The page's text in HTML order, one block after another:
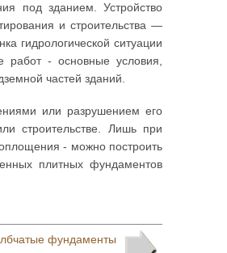
под зданием. Устройство
и строительства —
гидрологической ситуации
работ - основные условия,
частей зданий.
или разрушением его
строительстве. Лишь при
- можно построить
плитных фундаментов
фундаменты